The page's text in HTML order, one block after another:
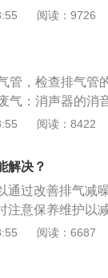
方法降低胎噪。
胎噪过大可以
轮胎做一做动
量低频噪音，建
行消音降噪处
阅读：9726
管，检查排气管
气：消声器的消
更换消音器修理
阅读：8422
解决？
通过改善排气减
注意保养维护以
养。2、柴油发动
行程。但由于柴
阅读：6687